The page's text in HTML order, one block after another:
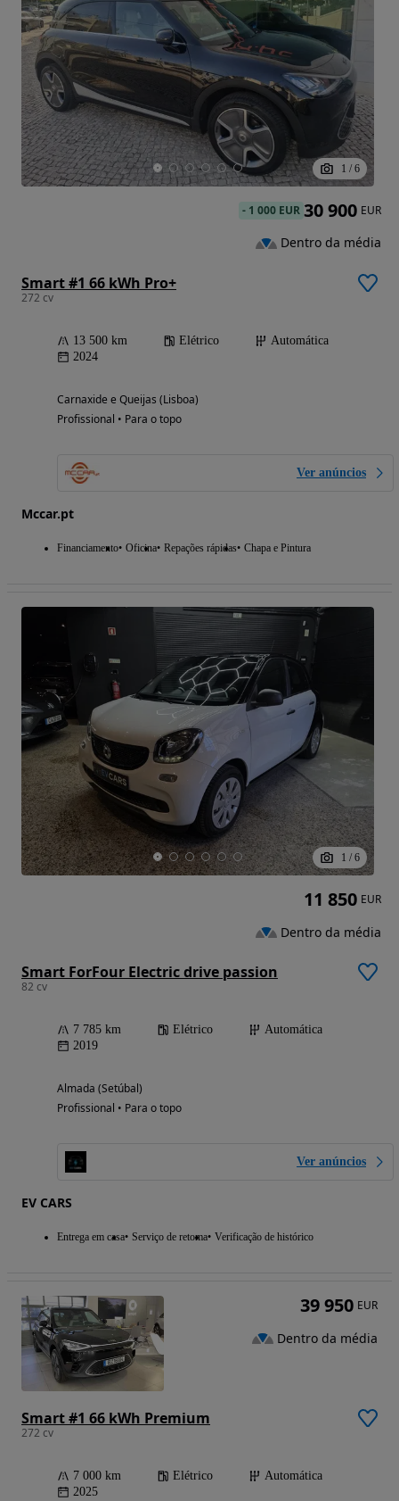
1 / 6
Smart #1 66 kWh Pro+
272 cv
13 500 km Elétrico
Automática
2024
Carnaxide e Queijas (Lisboa)
Profissional • Para o topo
Ver anúncios
Mccar.pt
Financiamento Oficina Repações rápidas Chapa e Pintura
- 1 000 EUR 30 900 EUR
Dentro da média
1 / 6
Smart ForFour Electric drive passion
82 cv
7 785 km Elétrico
Automática
2019
Almada (Setúbal)
Profissional • Para o topo
Ver anúncios
EV CARS
Entrega em casa Serviço de retoma Verificação de histórico
11 850 EUR
Dentro da média
Smart #1 66 kWh Premium
272 cv
7 000 km Elétrico
Automática
2025
39 950 EUR
Dentro da média